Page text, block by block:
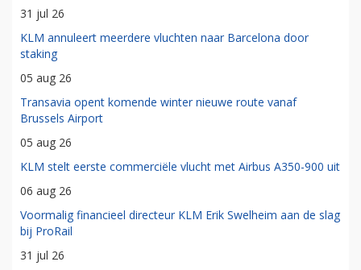
31 jul 26
KLM annuleert meerdere vluchten naar Barcelona door
staking
05 aug 26
Transavia opent komende winter nieuwe route vanaf
Brussels Airport
05 aug 26
KLM stelt eerste commerciële vlucht met Airbus A350-900 uit
06 aug 26
Voormalig financieel directeur KLM Erik Swelheim aan de slag
bij ProRail
31 jul 26